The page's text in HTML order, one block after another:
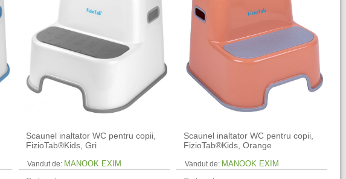
Scaunel inaltator WC pentru copii,
FizioTab®Kids, Gri
Vandut de: MANOOK EXIM
Scaunel inaltator WC pentru copii,
FizioTab®Kids, Orange
Vandut de: MANOOK EXIM